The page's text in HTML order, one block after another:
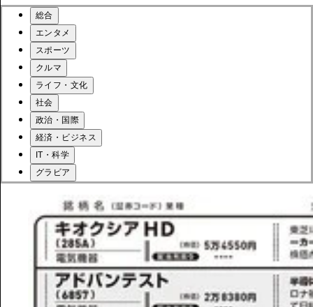
総合
エンタメ
スポーツ
クルマ
ライフ・文化
社会
政治・国際
経済・ビジネス
IT・科学
グラビア